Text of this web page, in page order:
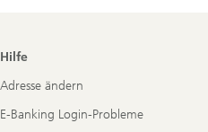
Footer
Hilfe
Adresse ändern
E-Banking Login-Probleme